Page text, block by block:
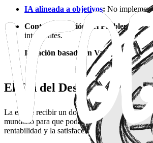
IA alineada a objetivos: No
Contextualización del Problema:
inteligentes.
Iteración basada en Valor:
Usamos
El Fin del Desarrollador
La era de recibir un documento de requisitos
mundano para que podamos centrar nuestra
rentabilidad y la satisfacción.